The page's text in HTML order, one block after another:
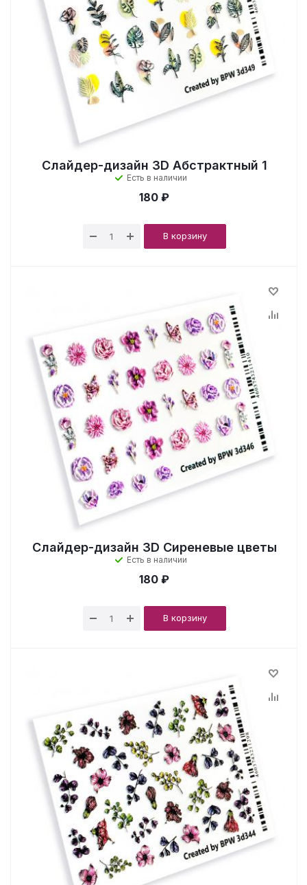
Слайдер-дизайн 3D Абстрактный 1
Есть в наличии
180 ₽
В корзину
Слайдер-дизайн 3D Сиреневые цветы
Есть в наличии
180 ₽
В корзину